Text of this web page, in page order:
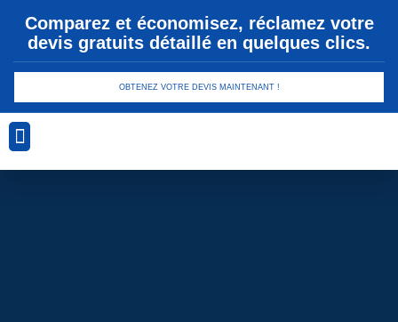
Comparez et économisez, réclamez votre
devis gratuits détaillé en quelques clics.
OBTENEZ VOTRE DEVIS MAINTENANT !